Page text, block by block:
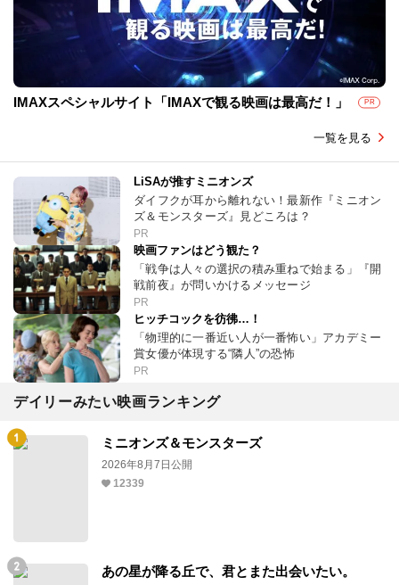
IMAXスペシャルサイト「IMAXで観る映画は最高だ！」 PR
一覧を見る
LiSAが推すミニオンズ
ダイフクが耳から離れない！最新作『ミニオン
ズ＆モンスターズ』見どころは？
PR
映画ファンはどう観た？
「戦争は人々の選択の積み重ねで始まる」『開
戦前夜』が問いかけるメッセージ
PR
ヒッチコックを彷彿…！
「物理的に一番近い人が一番怖い」アカデミー
賞女優が体現する“隣人”の恐怖
PR
デイリーみたい映画ランキング
ミニオンズ＆モンスターズ
2026年8月7日公開
12339
あの星が降る丘で、君とまた出会いたい。